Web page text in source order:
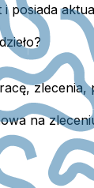
posiada
na